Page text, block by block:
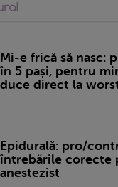
Mi-e frică să nasc:
în 5 pași, pentru
duce direct la
Epidurală: pro/
întrebările corecte
anestezist